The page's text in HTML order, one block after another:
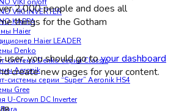
VIKI INVERTER
KAPPA
Haier
Haier LEADER
Denko
система Denko серии Classic
Aeronik
системы серии “Super” Aeronik HS4
Gree
U-Crown DC Inverter
2,000 people and does all
things for the Gotham
you should go toyour dashboard
create new pages for your content.